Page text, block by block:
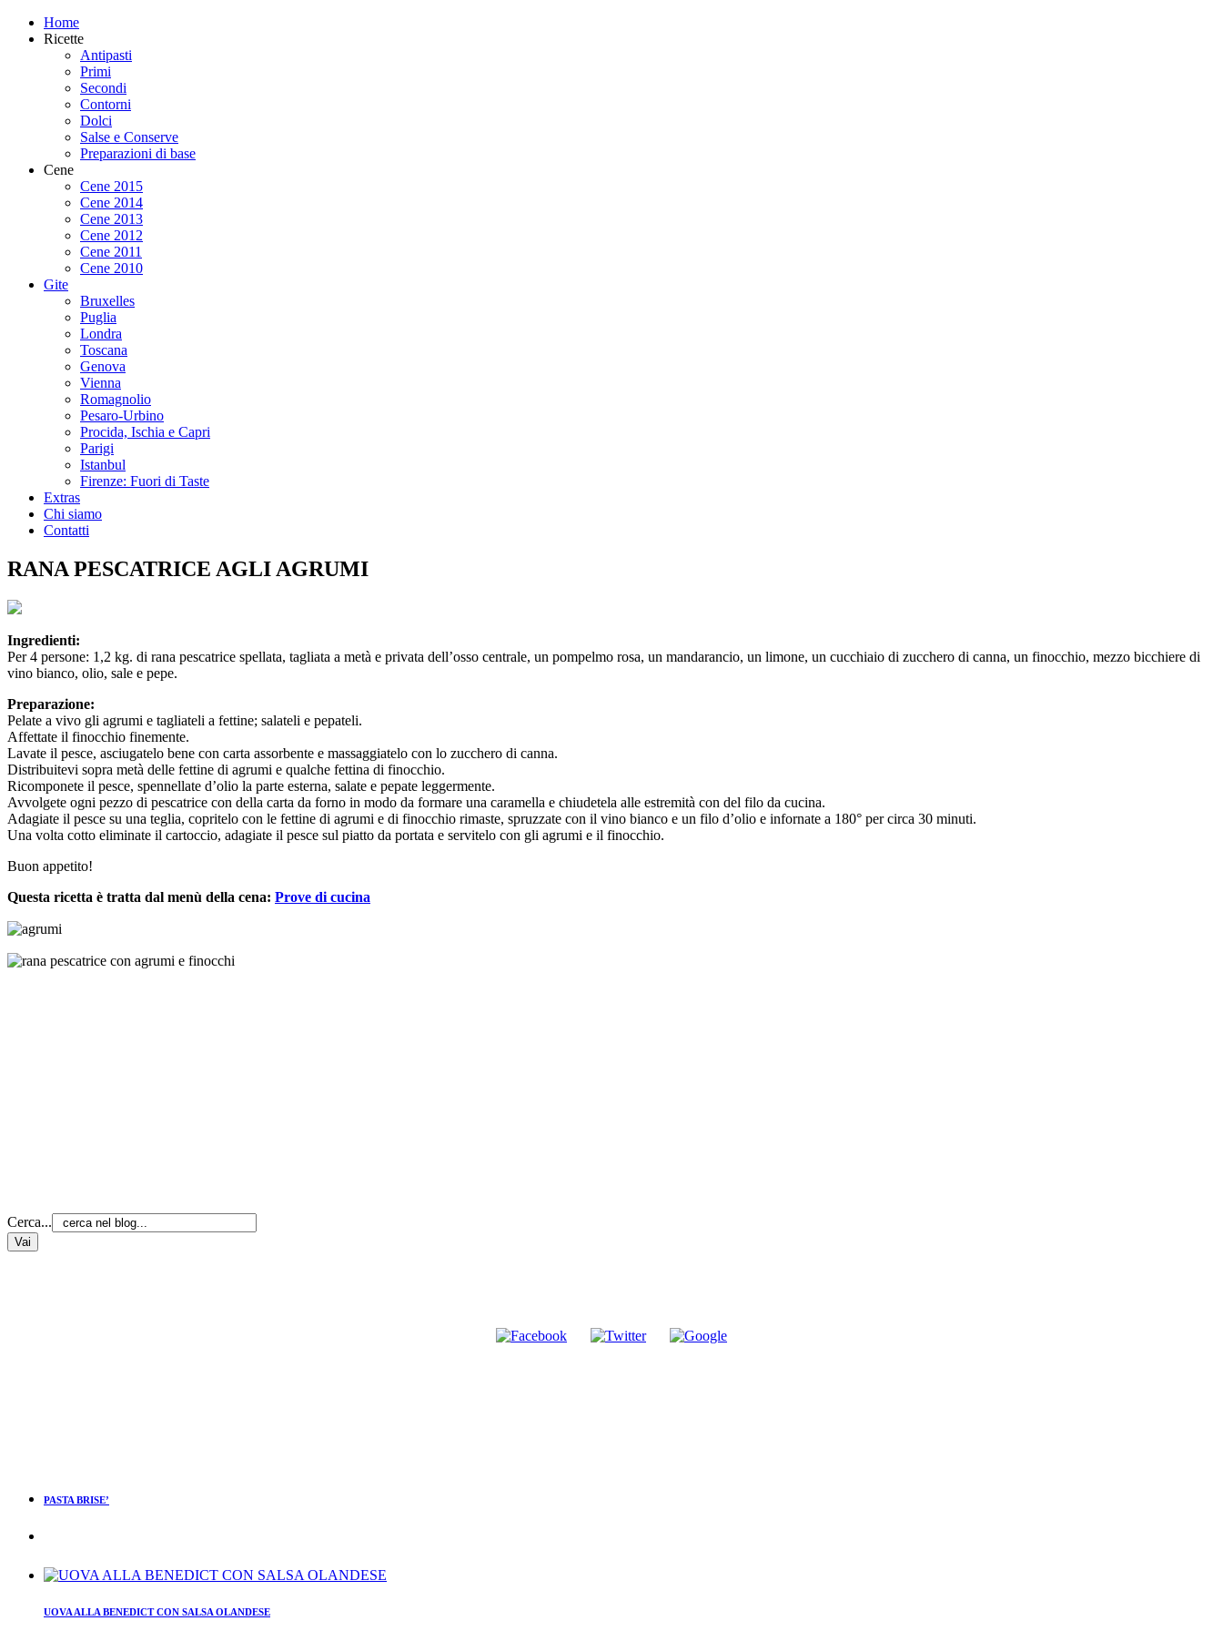
Home
Ricette
Antipasti
Primi
Secondi
Contorni
Dolci
Salse e Conserve
Preparazioni di base
Cene
Cene 2015
Cene 2014
Cene 2013
Cene 2012
Cene 2011
Cene 2010
Gite
Bruxelles
Puglia
Londra
Toscana
Genova
Vienna
Romagnolio
Pesaro-Urbino
Procida, Ischia e Capri
Parigi
Istanbul
Firenze: Fuori di Taste
Extras
Chi siamo
Contatti
RANA PESCATRICE AGLI AGRUMI
Ingredienti:
Per 4 persone: 1,2 kg. di rana pescatrice spellata, tagliata a metà e privata dell’osso centrale, un pompelmo rosa, un mandarancio, un limone, un cucchiaio di zucchero di canna, un finocchio, mezzo bicchiere di
vino bianco, olio, sale e pepe.
Preparazione:
Pelate a vivo gli agrumi e tagliateli a fettine; salateli e pepateli.
Affettate il finocchio finemente.
Lavate il pesce, asciugatelo bene con carta assorbente e massaggiatelo con lo zucchero di canna.
Distribuitevi sopra metà delle fettine di agrumi e qualche fettina di finocchio.
Ricomponete il pesce, spennellate d’olio la parte esterna, salate e pepate leggermente.
Avvolgete ogni pezzo di pescatrice con della carta da forno in modo da formare una caramella e chiudetela alle estremità con del filo da cucina.
Adagiate il pesce su una teglia, copritelo con le fettine di agrumi e di finocchio rimaste, spruzzate con il vino bianco e un filo d’olio e infornate a 180° per circa 30 minuti.
Una volta cotto eliminate il cartoccio, adagiate il pesce sul piatto da portata e servitelo con gli agrumi e il finocchio.
Buon appetito!
Questa ricetta è tratta dal menù della cena: Prove di cucina
Cerca...
PASTA BRISE’
UOVA ALLA BENEDICT CON SALSA OLANDESE